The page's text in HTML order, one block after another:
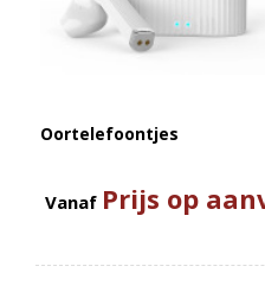
Oortelefoontjes
Vanaf Prijs op